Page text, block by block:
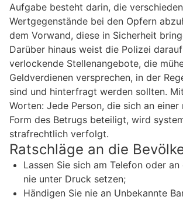
Aufgabe besteht darin, die
Wertgegenstände bei den Opfern
dem Vorwand, diese in Sicherheit
Darüber hinaus weist die Polizei
verlockende Stellenangebote, die
Geldverdienen versprechen, in der
sind und hinterfragt werden sollten.
Worten: Jede Person, die sich an einer
Form des Betrugs beteiligt, wird
strafrechtlich verfolgt.
Ratschläge an die
Lassen Sie sich am Telefon oder
nie unter Druck setzen;
Händigen Sie nie an Unbekannte